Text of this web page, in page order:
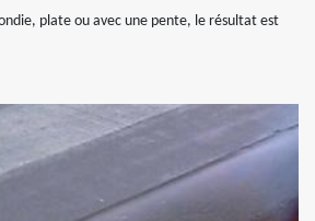
plate ou avec une pente, le résultat est